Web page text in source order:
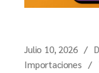
Julio 10, 2026
Importaciones